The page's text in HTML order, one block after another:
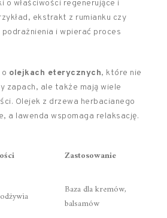
o właściwości regenerujące i
ekstrakt z rumianku czy
podrażnienia i wpierać proces
olejkach eterycznych, które nie
zapach, ale także mają wiele
Olejek z drzewa herbacianego
a lawenda wspomaga relaksację.
Zastosowanie
Baza dla kremów,
balsamów